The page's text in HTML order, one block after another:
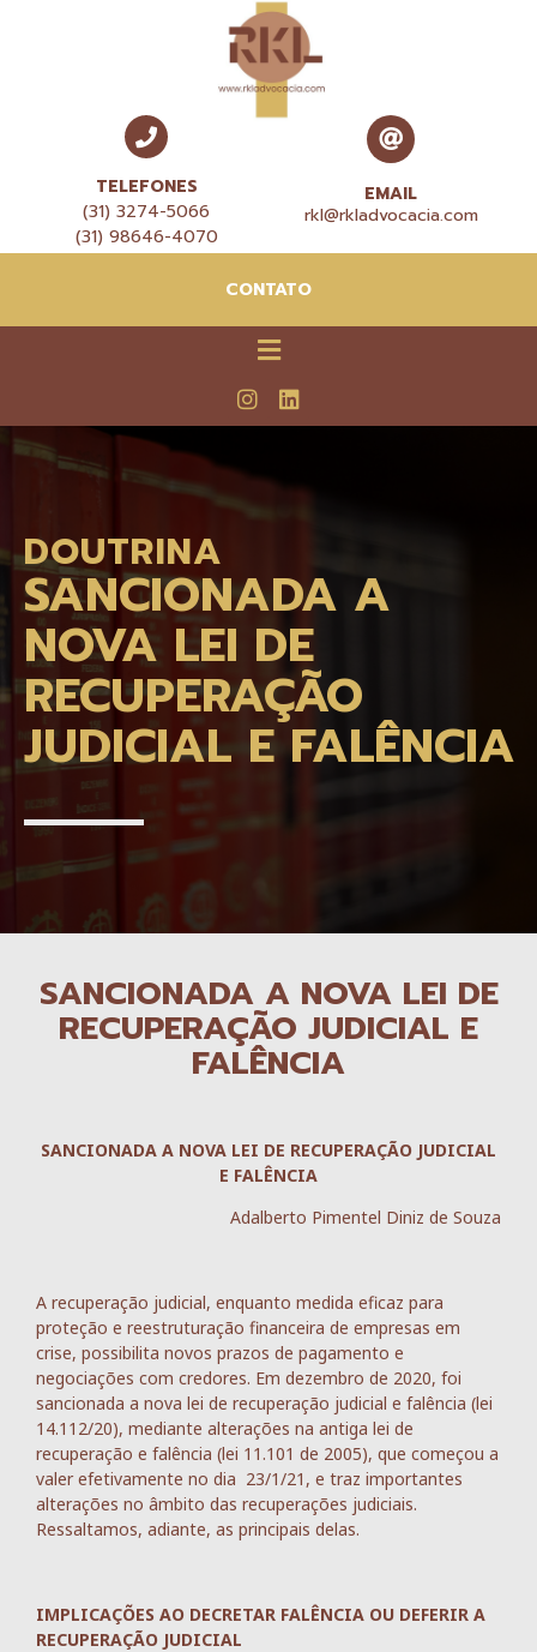
TELEFONES
(31) 3274-5066
(31) 98646-4070
EMAIL
rkl@rkladvocacia.com
CONTATO
DOUTRINA
SANCIONADA A
NOVA LEI DE
RECUPERAÇÃO
JUDICIAL E FALÊNCIA
SANCIONADA A NOVA LEI DE
RECUPERAÇÃO JUDICIAL E
FALÊNCIA
SANCIONADA A NOVA LEI DE RECUPERAÇÃO JUDICIAL
E FALÊNCIA
Adalberto Pimentel Diniz de Souza
A recuperação judicial, enquanto medida eficaz para
proteção e reestruturação financeira de empresas em
crise, possibilita novos prazos de pagamento e
negociações com credores. Em dezembro de 2020, foi
sancionada a nova lei de recuperação judicial e falência (lei
14.112/20), mediante alterações na antiga lei de
recuperação e falência (lei 11.101 de 2005), que começou a
valer efetivamente no dia 23/1/21, e traz importantes
alterações no âmbito das recuperações judiciais.
Ressaltamos, adiante, as principais delas.
IMPLICAÇÕES AO DECRETAR FALÊNCIA OU DEFERIR A
RECUPERAÇÃO JUDICIAL